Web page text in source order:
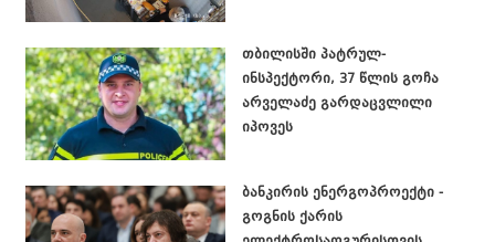
თბილისში პატრულ-
ინსპექტორი, 37 წლის გოჩა
არველაძე გარდაცვლილი
იპოვეს
ბანკირის ენერგოპროექტი -
გოგნის ქარის